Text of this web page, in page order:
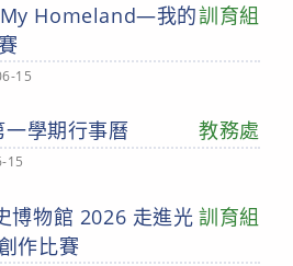
訓育組
Homeland—我的
15
學期行事曆 教務處
15
訓育組
博物館 2026 走進光
作比賽